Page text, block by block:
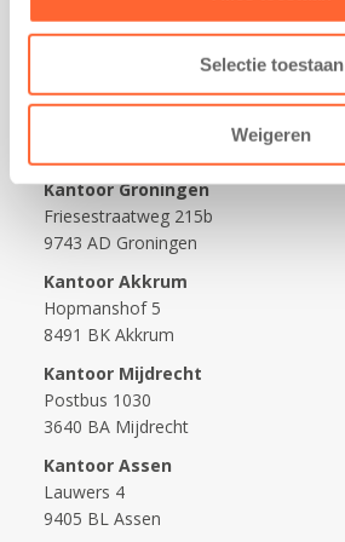
Selectie toestaan
Weigeren
Kantoor Groningen
Friesestraatweg 215b
9743 AD Groningen
Kantoor Akkrum
Hopmanshof 5
8491 BK Akkrum
Kantoor Mijdrecht
Postbus 1030
3640 BA Mijdrecht
Kantoor Assen
Lauwers 4
9405 BL Assen